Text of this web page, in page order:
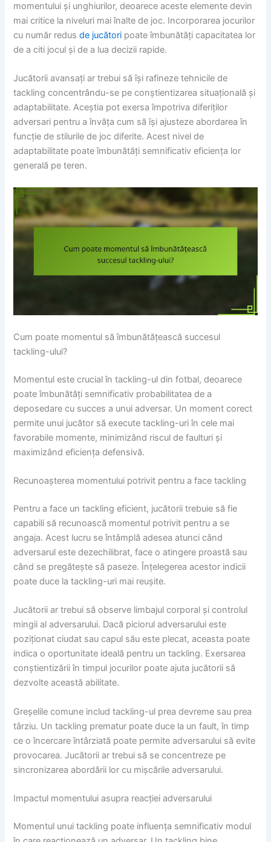
momentului și unghiurilor, deoarece aceste elemente devin
mai critice la niveluri mai înalte de joc. Incorporarea jocurilor
cu număr redusde jucători poate îmbunătăți capacitatea lor
de a citi jocul și de a lua decizii rapide.
Jucătorii avansați ar trebui să își rafineze tehnicile de
tackling concentrându-se pe conștientizarea situațională și
adaptabilitate. Aceștia pot exersa împotriva diferiților
adversari pentru a învăța cum să își ajusteze abordarea în
funcție de stilurile de joc diferite. Acest nivel de
adaptabilitate poate îmbunătăți semnificativ eficiența lor
generală pe teren.
Cum poate momentul să îmbunătățească succesul
tackling-ului?
Momentul este crucial în tackling-ul din fotbal, deoarece
poate îmbunătăți semnificativ probabilitatea de a
deposedare cu succes a unui adversar. Un moment corect
permite unui jucător să execute tackling-uri în cele mai
favorabile momente, minimizând riscul de faulturi și
maximizând eficiența defensivă.
Recunoașterea momentului potrivit pentru a face tackling
Pentru a face un tackling eficient, jucătorii trebuie să fie
capabili să recunoască momentul potrivit pentru a se
angaja. Acest lucru se întâmplă adesea atunci când
adversarul este dezechilibrat, face o atingere proastă sau
când se pregătește să paseze. Înțelegerea acestor indicii
poate duce la tackling-uri mai reușite.
Jucătorii ar trebui să observe limbajul corporal și controlul
mingii al adversarului. Dacă piciorul adversarului este
poziționat ciudat sau capul său este plecat, aceasta poate
indica o oportunitate ideală pentru un tackling. Exersarea
conștientizării în timpul jocurilor poate ajuta jucătorii să
dezvolte această abilitate.
Greșelile comune includ tackling-ul prea devreme sau prea
târziu. Un tackling prematur poate duce la un fault, în timp
ce o încercare întârziată poate permite adversarului să evite
provocarea. Jucătorii ar trebui să se concentreze pe
sincronizarea abordării lor cu mișcările adversarului.
Impactul momentului asupra reacției adversarului
Momentul unui tackling poate influența semnificativ modul